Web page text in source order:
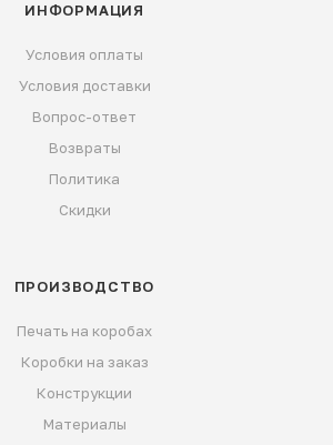
ИНФОРМАЦИЯ
Условия оплаты
Условия доставки
Вопрос-ответ
Возвраты
Политика
Скидки
ПРОИЗВОДСТВО
Печать на коробах
Коробки на заказ
Конструкции
Материалы